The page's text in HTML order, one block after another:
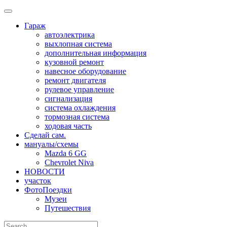
Skip
contentГараж
автоэлектрика
выхлопная система
дополнительная информация
кузовной ремонт
навесное оборудование
ремонт двигателя
рулевое управление
сигнализация
система охлаждения
тормозная система
ходовая часть
Сделай сам.
мануалы/схемы
Mazda 6 GG
Chevrolet Niva
НОВОСТИ
участок
ФотоПоездки
Музеи
Путешествия
Search